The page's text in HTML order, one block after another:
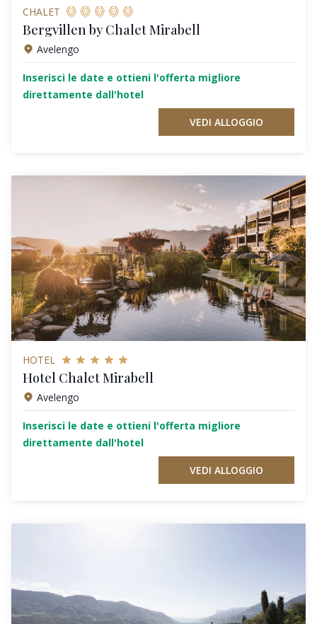
CHALET
Bergvillen by Chalet Mirabell
Avelengo
Inserisci le date e ottieni l'offerta migliore
direttamente dall'hotel
VEDI ALLOGGIO
HOTEL
Hotel Chalet Mirabell
Avelengo
Inserisci le date e ottieni l'offerta migliore
direttamente dall'hotel
VEDI ALLOGGIO